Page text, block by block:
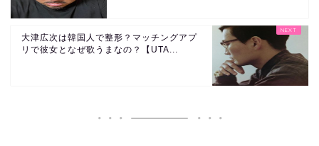
大津広次は韓国人で整形？マッチングアプ
リで彼女となぜ歌うまなの？【UTA...